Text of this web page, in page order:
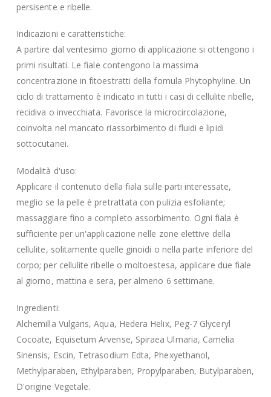
persisente e ribelle.
Indicazioni e caratteristiche:
A partire dal ventesimo giorno di applicazione si ottengono i
primi risultati. Le fiale contengono la massima
concentrazione in fitoestratti della fomula Phytophyline. Un
ciclo di trattamento è indicato in tutti i casi di cellulite ribelle,
recidiva o invecchiata. Favorisce la microcircolazione,
coinvolta nel mancato riassorbimento di fluidi e lipidi
sottocutanei.
Modalità d'uso:
Applicare il contenuto della fiala sulle parti interessate,
meglio se la pelle è pretrattata con pulizia esfoliante;
massaggiare fino a completo assorbimento. Ogni fiala è
sufficiente per un'applicazione nelle zone elettive della
cellulite, solitamente quelle ginoidi o nella parte inferiore del
corpo; per cellulite ribelle o moltoestesa, applicare due fiale
al giorno, mattina e sera, per almeno 6 settimane.
Ingredienti:
Alchemilla Vulgaris, Aqua, Hedera Helix, Peg-7 Glyceryl
Cocoate, Equisetum Arvense, Spiraea Ulmaria, Camelia
Sinensis, Escin, Tetrasodium Edta, Phexyethanol,
Methylparaben, Ethylparaben, Propylparaben, Butylparaben,
D'origine Vegetale.